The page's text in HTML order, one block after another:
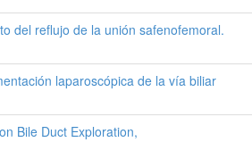
del reflujo de la unión safenofemoral.
laparoscópica de la vía biliar
Bile Duct Exploration,